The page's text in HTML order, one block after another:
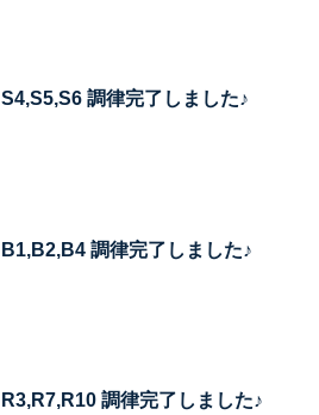
S4,S5,S6 調律完了しました♪
B1,B2,B4 調律完了しました♪
R3,R7,R10 調律完了しました♪